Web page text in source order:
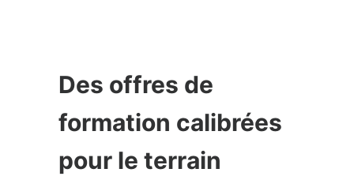
Des offres de
formation calibrées
pour le terrain